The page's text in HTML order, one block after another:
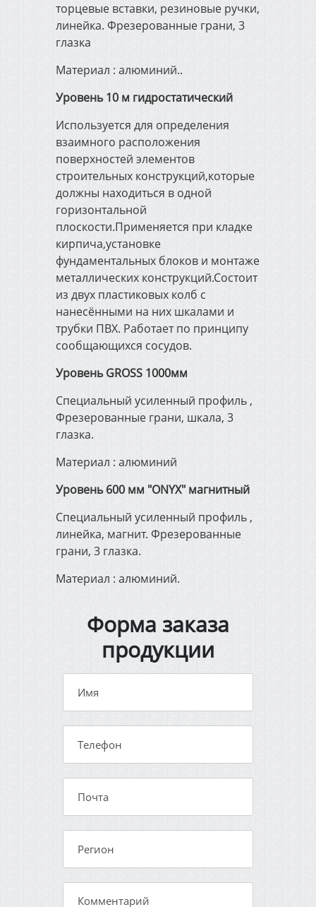
Спецодежда и средства
защиты
Импортный канат Usha
Martin
торцевые вставки, резиновые ручки,
линейка. Фрезерованные грани, 3
глазка
Материал : алюминий..
Уровень 10 м гидростатический
Используется для определения
взаимного расположения
поверхностей элементов
строительных конструкций,которые
должны находиться в одной
горизонтальной
плоскости.Применяется при кладке
кирпича,установке
фундаментальных блоков и монтаже
металлических конструкций.Состоит
из двух пластиковых колб с
нанесёнными на них шкалами и
трубки ПВХ. Работает по принципу
сообщающихся сосудов.
Уровень GROSS 1000мм
Специальный усиленный профиль ,
Фрезерованные грани, шкала, 3
глазка.
Материал : алюминий
Уровень 600 мм "ONYX" магнитный
Специальный усиленный профиль ,
линейка, магнит. Фрезерованные
грани, 3 глазка.
Материал : алюминий.
Форма заказа
продукции